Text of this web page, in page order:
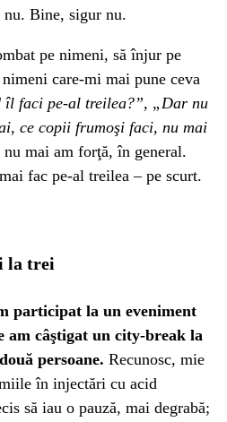
nu. Bine, sigur nu.
pe nimeni, să înjur pe
care-mi mai pune ceva
îl faci pe-al treilea?”, „Dar nu
ce copii frumoşi faci, nu mai
nu mai am forţă, în general.
fac pe-al treilea – pe scurt.
la trei
participat la un eveniment
am câştigat un city-break la
persoane. Recunosc, mie
în injectări cu acid
să iau o pauză, mai degrabă;